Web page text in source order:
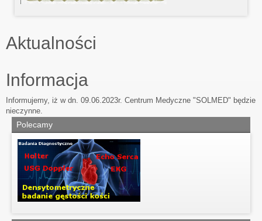
Aktualności
Informacja
Informujemy, iż w dn. 09.06.2023r. Centrum Medyczne "SOLMED" będzie
nieczynne.
Polecamy